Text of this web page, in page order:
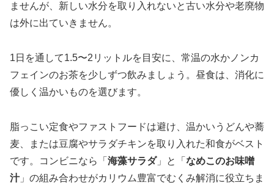
ませんが、新しい水分を取り入れないと古い水分や老廃物
は外に出ていきません。
1日を通して1.5〜2リットルを目安に、常温の水かノンカ
フェインのお茶を少しずつ飲みましょう。昼食は、消化に
優しく温かいものを選びます。
脂っこい定食やファストフードは避け、温かいうどんや蕎
麦、または豆腐やサラダチキンを取り入れた和食がベスト
です。コンビニなら「 海藻サラダ」と「 なめこのお味噌
汁」の組み合わせがカリウム豊富でむくみ解消に役立ちま